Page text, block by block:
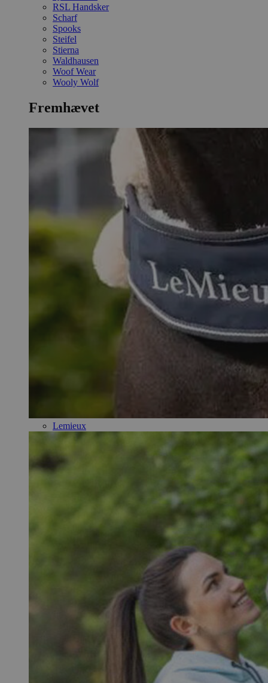
RSL Handsker
Scharf
Spooks
Steifel
Stierna
Waldhausen
Woof Wear
Wooly Wolf
Fremhævet
Lemieux